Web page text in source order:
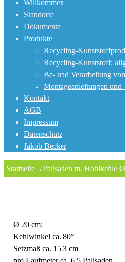
Willkommen
Standorte
Dokumente
Produkte
Recycling-
Recycling-Kunststoff:
Be- und Verarbeitung
Montageanleitungen und
Kontakt
AGB
Impressum
Datenschutz
Jakob Becker
Startseite→Palisaden m. Hohlkehle
Ø 20 cm:
Kehlwinkel ca. 80°
Setzmaß ca. 15,3 cm
pro Laufmeter ca. 6,5 Palisaden.